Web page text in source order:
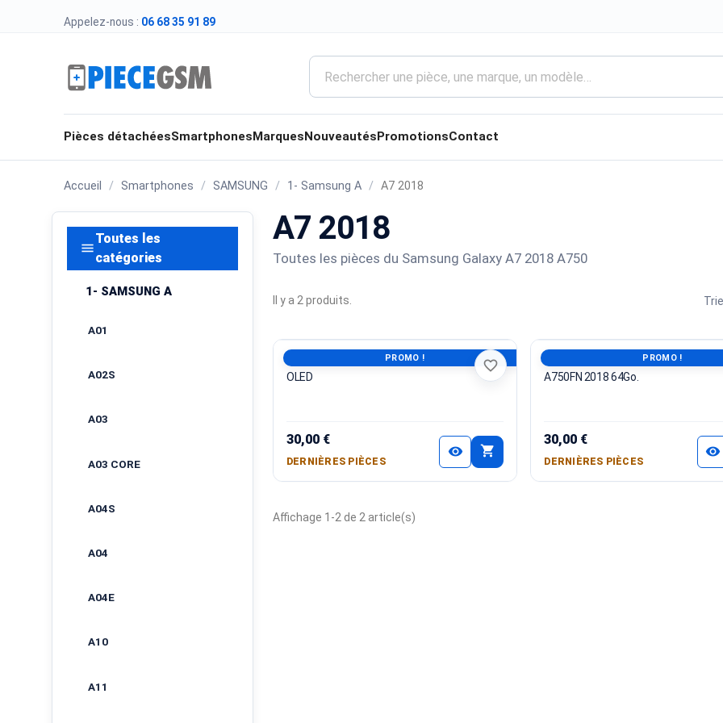
Appelez-nous : 06 68 35 91 89
Pièces détachéesSmartphones Marques Nouveautés PromotionsContact
Accueil Smartphones SAMSUNG 1- Samsung A A7 2018
menu
Toutes les
catégories
1- SAMSUNG A
A01
A02S
A03
A03 CORE
A04S
A04
A04E
A10
A11
A7 2018
Toutes les pièces du Samsung Galaxy A7 2018 A750
Il y a 2 produits.
ECRAN Pour SAMSUNG GALAXY A7 2018
OLED
30,00 €
DERNIÈRES PIÈCES
visibility shopping_cart
PROMO ! favorite_border
Carte Mère Pour SAMSUNG GALAXY
A750FN 2018 64Go.
30,00 €
DERNIÈRES PIÈCES
visibility
PROMO !
Affichage 1-2 de 2 article(s)